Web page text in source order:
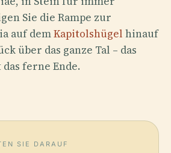
Sie die Rampe zur
auf demKapitolshügel hinauf
über das ganze Tal – das
ferne Ende.
SIE DARAUF